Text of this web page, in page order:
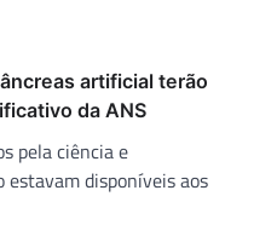
artificial terão
da ANS
pela ciência e
disponíveis aos